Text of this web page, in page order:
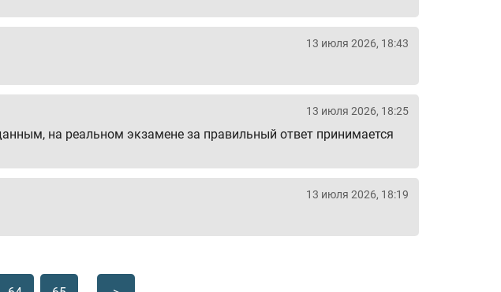
13 июля 2026, 18:43
13 июля 2026, 18:25
на реальном экзамене за правильный ответ принимается
13 июля 2026, 18:19